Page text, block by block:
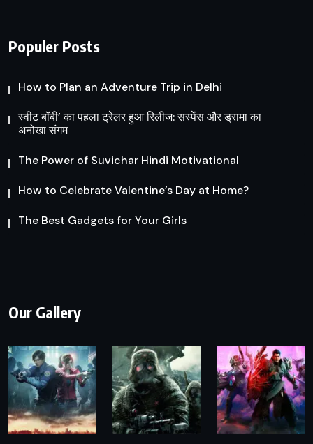
Populer Posts
How to Plan an Adventure Trip in Delhi
स्वीट बॉबी’ का पहला ट्रेलर हुआ रिलीज: सस्पेंस और ड्रामा का
अनोखा संगम
The Power of Suvichar Hindi Motivational
How to Celebrate Valentine’s Day at Home?
The Best Gadgets for Your Girls
Our Gallery